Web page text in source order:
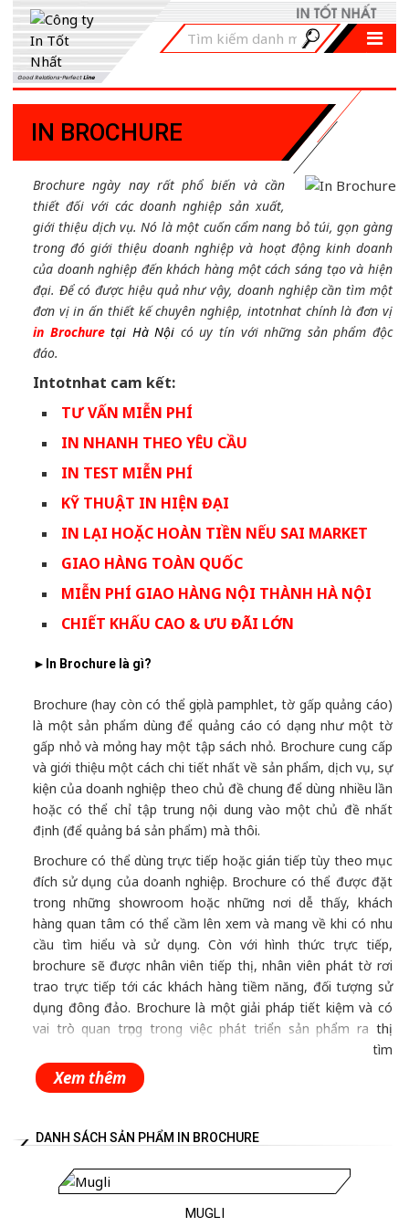
Good Relations-PerfectLine
IN BROCHURE
Brochure ngày nay rất phổ biến và cần
thiết đối với các doanh nghiệp sản xuất,
giới thiệu dịch vụ. Nó là một cuốn cẩm nang bỏ túi, gọn gàng
trong đó giới thiệu doanh nghiệp và hoạt động kinh doanh
của doanh nghiệp đến khách hàng một cách sáng tạo và hiện
đại. Để có được hiệu quả như vậy, doanh nghiệp cần tìm một
đơn vị in ấn thiết kế chuyên nghiệp, intotnhat chính là đơn vị
in Brochure tại Hà Nội có uy tín với những sản phẩm độc
đáo.
Intotnhat cam kết:
TƯ VẤN MIỄN PHÍ
IN NHANH THEO YÊU CẦU
IN TEST MIỄN PHÍ
KỸ THUẬT IN HIỆN ĐẠI
IN LẠI HOẶC HOÀN TIỀN NẾU SAI MARKET
GIAO HÀNG TOÀN QUỐC
MIỄN PHÍ GIAO HÀNG NỘI THÀNH HÀ NỘI
CHIẾT KHẤU CAO & ƯU ĐÃI LỚN
► In Brochure là gì?
Brochure (hay còn có thể gọi là pamphlet, tờ gấp quảng cáo)
là một sản phẩm dùng để quảng cáo có dạng như một tờ
gấp nhỏ và mỏng hay một tập sách nhỏ. Brochure cung cấp
và giới thiệu một cách chi tiết nhất về sản phẩm, dịch vụ, sự
kiện của doanh nghiệp theo chủ đề chung để dùng nhiều lần
hoặc có thể chỉ tập trung nội dung vào một chủ đề nhất
định (để quảng bá sản phẩm) mà thôi.
Brochure có thể dùng trực tiếp hoặc gián tiếp tùy theo mục
đích sử dụng của doanh nghiệp. Brochure có thể được đặt
trong những showroom hoặc những nơi dễ thấy, khách
hàng quan tâm có thể cầm lên xem và mang về khi có nhu
cầu tìm hiểu và sử dụng. Còn với hình thức trực tiếp,
brochure sẽ được nhân viên tiếp thị, nhân viên phát tờ rơi
trao trực tiếp tới các khách hàng tiềm năng, đối tượng sử
dụng đông đảo. Brochure là một giải pháp tiết kiệm và có
vai trò quan trọng trong việc phát triển sản phẩm ra thị
trường của doanh nghiệp. Do đó, doanh nghiệp cần tìm
được một đơn vị in brochure giá rẻ nhưng vẫn phải đảm bảo
về chấtliệu giấy, công nghệ in ấn, thẩm mỹ thiết kế tốt để
quảng bá cho doanh nghiệp.
►Tại sao nên chọn intotnhat cho dịch vụ in brochure quảng
Xem thêm
DANH SÁCH SẢN PHẨM IN BROCHURE
MUGLI